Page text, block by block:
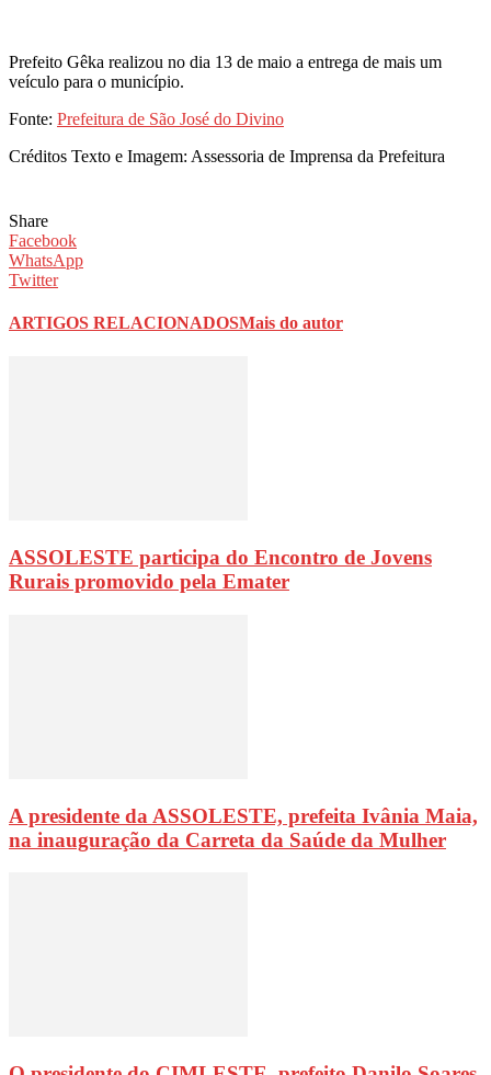
Prefeito Gêka realizou no dia 13 de maio a entrega de mais um
veículo para o município.
Fonte: Prefeitura de São José do Divino
Créditos Texto e Imagem: Assessoria de Imprensa da Prefeitura
Share
Facebook
WhatsApp
Twitter
ARTIGOS RELACIONADOSMais do autor
ASSOLESTE participa do Encontro de Jovens
Rurais promovido pela Emater
A presidente da ASSOLESTE, prefeita Ivânia Maia,
na inauguração da Carreta da Saúde da Mulher